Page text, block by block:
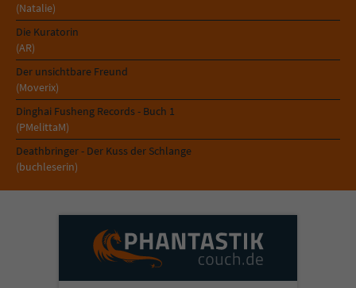
(Natalie)
Die Kuratorin
(AR)
Der unsichtbare Freund
(Moverix)
Dinghai Fusheng Records - Buch 1
(PMelittaM)
Deathbringer - Der Kuss der Schlange
(buchleserin)